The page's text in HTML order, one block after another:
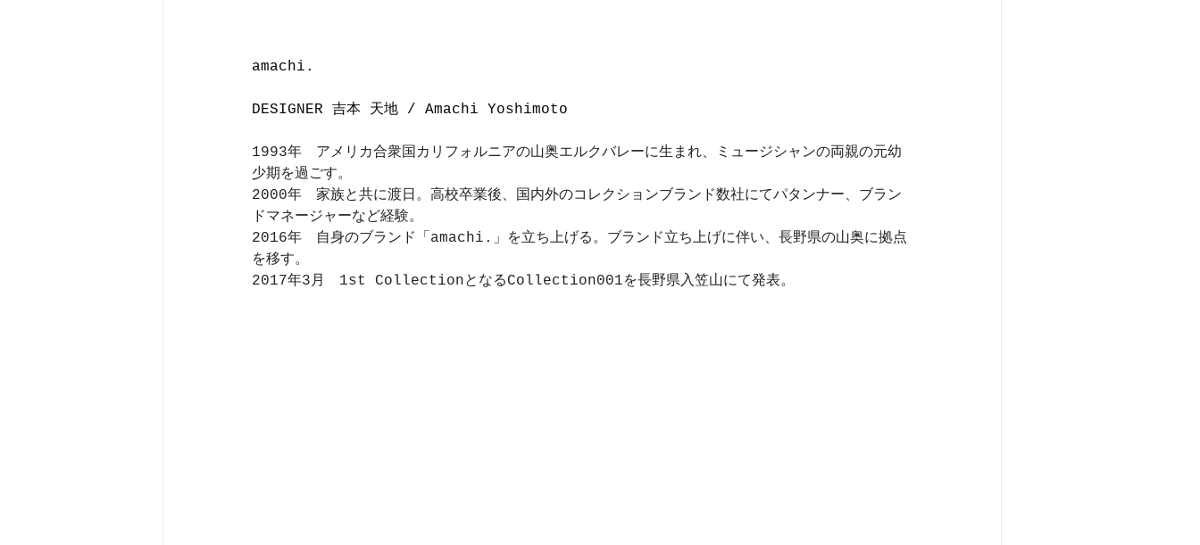
amachi.
DESIGNER 吉本 天地 / Amachi Yoshimoto
1993年　アメリカ合衆国カリフォルニアの山奥エルクバレーに生まれ、ミュージシャンの両親の元幼
少期を過ごす。
2000年　家族と共に渡日。高校卒業後、国内外のコレクションブランド数社にてパタンナー、ブラン
ドマネージャーなど経験。
2016年　自身のブランド「amachi.」を立ち上げる。ブランド立ち上げに伴い、長野県の山奥に拠点
を移す。
2017年3月　1st CollectionとなるCollection001を長野県入笠山にて発表。